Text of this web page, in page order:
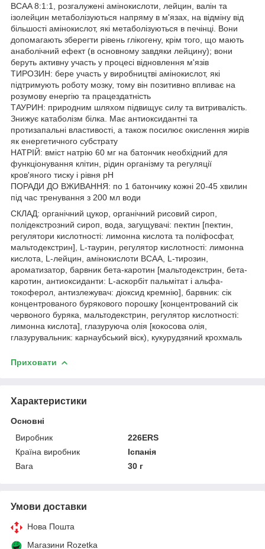
BCAA 8:1:1, розгалужені амінокислоти, лейцин, валін та
ізолейцин метаболізуються напряму в м'язах, на відміну від
більшості амінокислот, які метаболізуються в печінці. Вони
допомагають зберегти рівень глікогену, крім того, що мають
анаболічний ефект (в основному завдяки лейцину); вони
беруть активну участь у процесі відновлення м'язів
ТИРОЗИН: бере участь у виробництві амінокислот, які
підтримують роботу мозку, тому він позитивно впливає на
розумову енергію та працездатність
ТАУРИН: природним шляхом підвищує силу та витривалість.
Знижує катаболізм білка. Має антиоксидантні та
протизапальні властивості, а також посилює окислення жирів
як енергетичного субстрату
НАТРІЙ: вміст натрію 60 мг на батончик необхідний для
функціонування клітин, рідин організму та регуляції
кров'яного тиску і рівня pH
ПОРАДИ ДО ВЖИВАННЯ: по 1 батончику кожні 20-45 хвилин
під час тренування з 200 мл води
СКЛАД: органічний цукор, органічний рисовий сироп,
полідекстрозний сироп, вода, загущувачі: пектин [пектин,
регулятори кислотності: лимонна кислота та поліфосфат,
мальтодекстрин], L-таурин, регулятор кислотності: лимонна
кислота, L-лейцин, амінокислоти BCAA, L-тирозин,
ароматизатор, барвник бета-каротин [мальтодекстрин, бета-
каротин, антиоксиданти: L-аскорбіт пальмітат і альфа-
токоферол, антизлежувач: діоксид кремнію], барвник: сік
концентрованого бурякового порошку [концентрований сік
червоного буряка, мальтодекстрин, регулятор кислотності:
лимонна кислота], глазуруюча олія [кокосова олія,
глазурувальник: карнаубський віск), кукурудзяний крохмаль
Приховати
Характеристики
Основні
Виробник
226ERS
Країна виробник
Іспанія
Вага
30 г
Умови доставки
Нова Пошта
Магазини Rozetka